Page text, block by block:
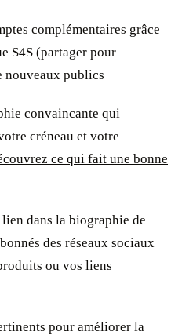
complémentaires grâce
S4S (partager pour
nouveaux publics
convaincante qui
créneau et votre
ce qui fait une bonne
dans la biographie de
des réseaux sociaux
ou vos liens
pour améliorer la